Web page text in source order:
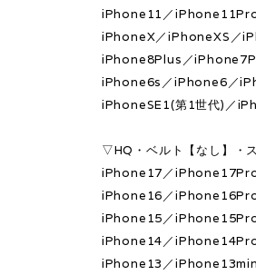
iPhone11／
iPhoneX／iPhoneXS／
iPhone8Plus／
iPhone6s／iPhone6／
iPhoneSE1(第1世代)／
▽HQ・ベルト【なし】・
iPhone17／
iPhone16／
iPhone15／
iPhone14／
iPhone13／